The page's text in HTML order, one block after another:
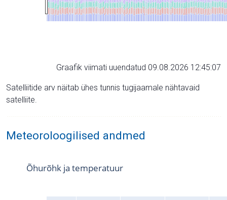
Graafik viimati uuendatud 09.08.2026 12:45:07
Satelliitide arv näitab ühes tunnis tugijaamale nähtavaid
satelliite.
Meteoroloogilised andmed
Õhurõhk ja temperatuur